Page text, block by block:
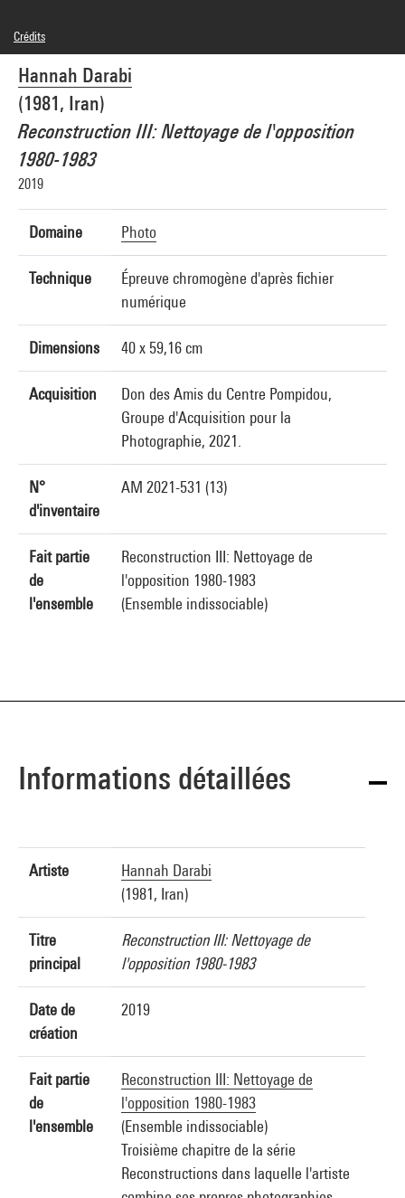
Hannah Darabi
(1981, Iran)
Reconstruction III: Nettoyage de l'opposition
1980-1983
2019
Domaine Photo
Technique
Épreuve chromogène d'après fichier
numérique
Dimensions 40 x 59,16 cm
Acquisition
Don des Amis du Centre Pompidou,
Groupe d'Acquisition pour la
Photographie, 2021.
N°
d'inventaire
AM 2021-531 (13)
Fait partie
de
l'ensemble
Reconstruction III: Nettoyage de
l'opposition 1980-1983
(Ensemble indissociable)
Crédits
© Hannah Darabi
Crédit photographique : Centre Pompidou, MNAM-CCI/Audrey Laurans/Dist.
GrandPalaisRmn
Réf. image : 4Y02519
Diffusion image :GrandPalaisRmnPhoto
Informations détaillées
Artiste
Hannah Darabi
(1981, Iran)
Titre
principal
Reconstruction III: Nettoyage de
l'opposition 1980-1983
Date de
création
2019
Fait partie
de
l'ensemble
Reconstruction III: Nettoyage de
l'opposition 1980-1983
(Ensemble indissociable)
Troisième chapitre de la série
Reconstructions dans laquelle l'artiste